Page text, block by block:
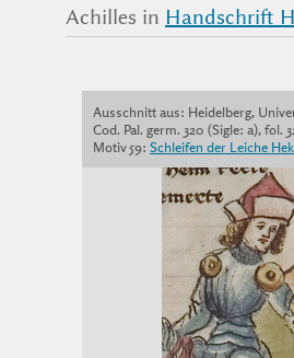
Achilles in Handschrift
Ausschnitt aus: Heidelberg,
Cod. Pal. germ. 320 (Sigle: a), fol.
Motiv 59: Schleifen der Leiche